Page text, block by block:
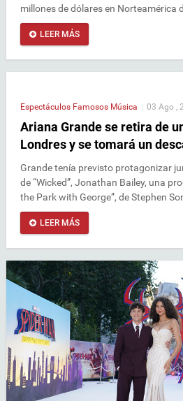
millones de dólares en Norteamérica
LEER MÁS
Espectáculos Famosos Música 03 Ago ,
Ariana Grande se retira de
Londres y se tomará un
Grande tenía previsto protagonizar
de “Wicked”, Jonathan Bailey, una
the Park with George”, de Stephen
LEER MÁS